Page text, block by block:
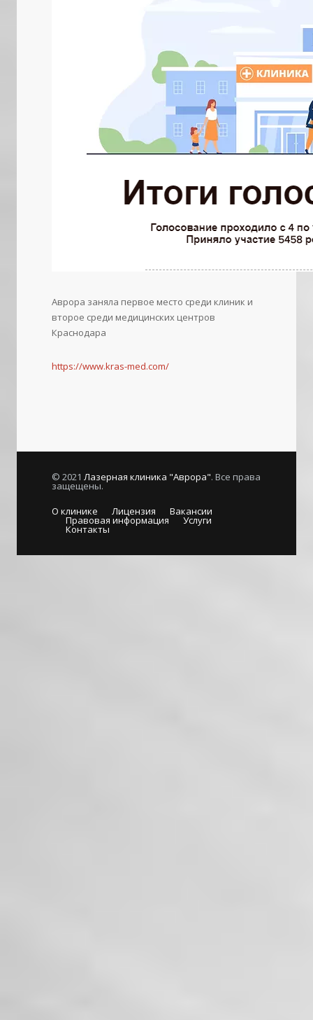
Аврора заняла первое место среди клиник и
второе среди медицинских центров
Краснодара
https://www.kras-med.com/
© 2021 Лазерная клиника "Аврора". Все права
защещены.
О клинике
Лицензия Вакансии
Правовая информация Услуги
Контакты